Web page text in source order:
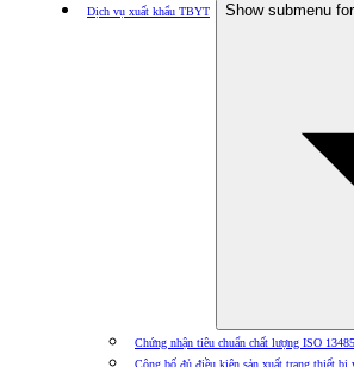
Dịch vụ xuất khẩu TBYT
Show submenu
Chứng nhận tiêu chuẩn chất lượng ISO 13485
Công bố đủ điều kiện sản xuất trang thiết bị